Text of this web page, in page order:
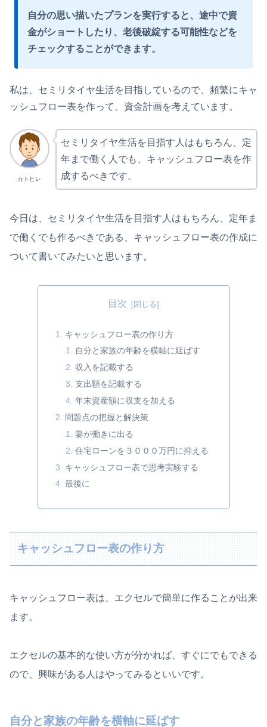
自分の思い描いたプランを実行すると、途中で資
金がショートしたり、老後破綻する可能性などを
チェックすることができます。
私は、セミリタイヤ生活を目指しているので、頻繁にキャ
ッシュフロー表を作って、資金計画を考えています。
カトヒレ
セミリタイヤ生活を目指す人はもちろん、定
年まで働く人でも、キャッシュフロー表を作
成するべきです。
今日は、セミリタイヤ生活を目指す人はもちろん、定年ま
で働くでも作るべきである、キャッシュフロー表の作成に
ついて書いてみたいと思います。
目次
キャッシュフロー表の作り方
自分と家族の年齢を横軸に延ばす
収入を記載する
支出額を記載する
年末資産額に収支を加える
問題点の把握と解決策
妻が働きに出る
住宅ローンを３０００万円に抑える
キャッシュフロー表で思考実験する
最後に
キャッシュフロー表の作り方
キャッシュフロー表は、エクセルで簡単に作ることが出来
ます。
エクセルの基本的な使い方が分かれば、すぐにでもできる
ので、興味がある人はやってみるといいです。
自分と家族の年齢を横軸に延ばす